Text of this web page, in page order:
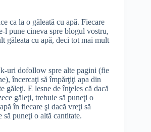
ca la o găleată cu apă. Fiecare
l pune cineva spre blogul vostru,
găleata cu apă, deci tot mai mult
uri dofollow spre alte pagini (fie
încercaţi să împărţiţi apa din
găleţi. E lesne de înţeles că dacă
găleţi, trebuie să puneţi o
în fiecare şi dacă vreţi să
puneţi o altă cantitate.